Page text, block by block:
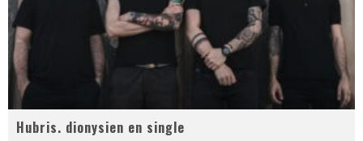
Hubris. dionysien en single